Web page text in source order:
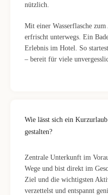
nützlich.
Mit einer Wasserflasche
erfrischt unterwegs. Ein
Erlebnis im Hotel. So
– bereit für viele
Wie lässt sich ein
gestalten?
Zentrale Unterkunft im
Wege und bist direkt im
Ziel und die wichtigsten
verzettelst und entspannt